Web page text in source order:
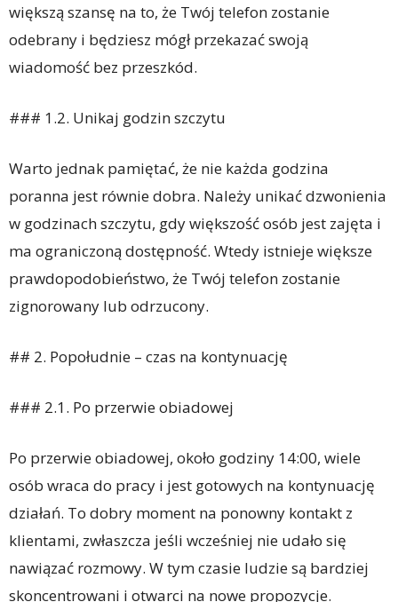
większą szansę na to, że Twój telefon zostanie
odebrany i będziesz mógł przekazać swoją
wiadomość bez przeszkód.
### 1.2. Unikaj godzin szczytu
Warto jednak pamiętać, że nie każda godzina
poranna jest równie dobra. Należy unikać dzwonienia
w godzinach szczytu, gdy większość osób jest zajęta i
ma ograniczoną dostępność. Wtedy istnieje większe
prawdopodobieństwo, że Twój telefon zostanie
zignorowany lub odrzucony.
## 2. Popołudnie – czas na kontynuację
### 2.1. Po przerwie obiadowej
Po przerwie obiadowej, około godziny 14:00, wiele
osób wraca do pracy i jest gotowych na kontynuację
działań. To dobry moment na ponowny kontakt z
klientami, zwłaszcza jeśli wcześniej nie udało się
nawiązać rozmowy. W tym czasie ludzie są bardziej
skoncentrowani i otwarci na nowe propozycje.